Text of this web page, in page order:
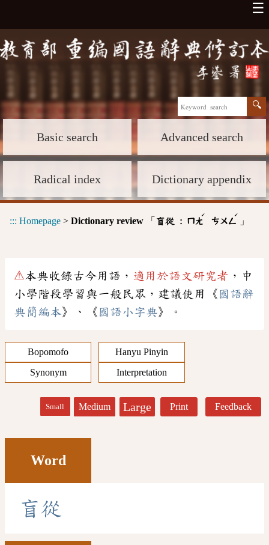
☰
Basic search Advanced search
Radical index Dictionary appendix
::: Homepage > Dictionary review 「 盲從 : ㄇㄤ
ˊ
ㄘㄨㄥ
ˊ
」
⚠本典收錄古今用語， 適用於語文研究者 ，中
小學階段學習與一般民眾，建議使用《 國語辭
典簡編本》、《 國語小字典》。
Bopomofo
Hanyu Pinyin
Synonym
Interpretation
Small Medium Large Print Feedback
Word
盲從